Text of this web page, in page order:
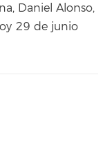
Daniel Alonso,
29 de junio